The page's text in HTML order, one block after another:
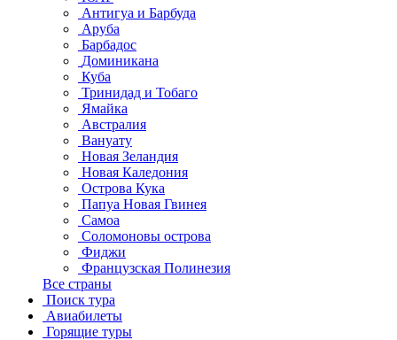
Антигуа и Барбуда
Аруба
Барбадос
Доминикана
Куба
Тринидад и Тобаго
Ямайка
Австралия
Вануату
Новая Зеландия
Новая Каледония
Острова Кука
Папуа Новая Гвинея
Самоа
Соломоновы острова
Фиджи
Французская Полинезия
Все страны
Поиск тура
Авиабилеты
Горящие туры